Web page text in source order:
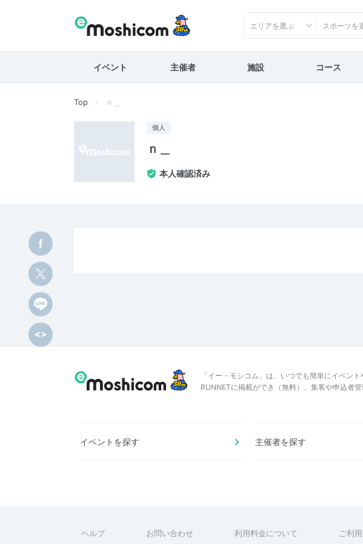
エリアを選ぶ スポーツを
イベント 主催者 施設 コース
Top ｎ＿
個人
ｎ＿
本人確認済み
「イー・モシコム」は、いつでも簡単にイベン
RUNNETに掲載ができ（無料）、集客や申込者
イベントを探す 主催者を探す
ヘルプ お問い合わせ 利用料金について ご利